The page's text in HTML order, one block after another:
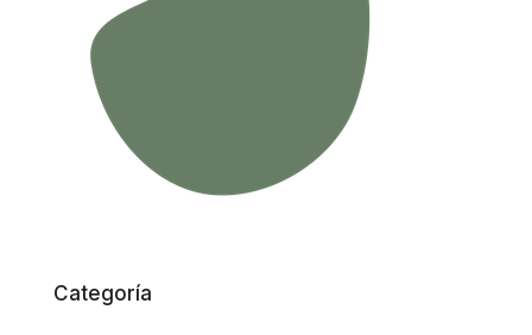
Categoría